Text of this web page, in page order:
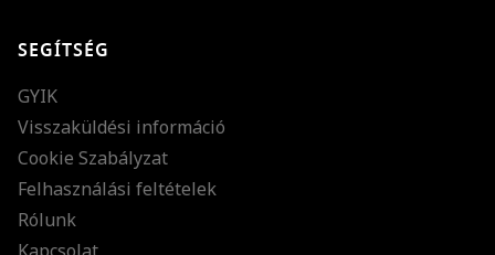
SEGÍTSÉG
GYIK
Visszaküldési információ
Cookie Szabályzat
Felhasználási feltételek
Rólunk